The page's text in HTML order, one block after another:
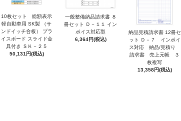
10枚セット 総額表示
軽自動車用 SK製 （サ
ンドイッチ合板） プラ
イスボード スライド金
具付き ＳＫ－２５
50,131円(税込)
一般整備納品請求書 ８
冊セット Ｄ－１１ イン
ボイス対応型
6,364円(税込)
納品見積請求書 12冊セ
ット Ｄ－７ インボイ
ス対応 納品/見積り
請求書 売上元帳 ３
枚複写
13,358円(税込)